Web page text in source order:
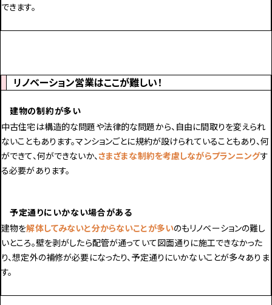
できます。
リノベーション営業はここが難しい！
建物の制約が多い
中古住宅は構造的な問題や法律的な問題から、自由に間取りを変えられ
ないこともあります。マンションごとに規約が設けられていることもあり、何
ができて、何ができないか、さまざまな制約を考慮しながらプランニングす
る必要があります。
予定通りにいかない場合がある
建物を解体してみないと分からないことが多いのもリノベーションの難し
いところ。壁を剥がしたら配管が通っていて図面通りに施工できなかった
り、想定外の補修が必要になったり、予定通りにいかないことが多々ありま
す。